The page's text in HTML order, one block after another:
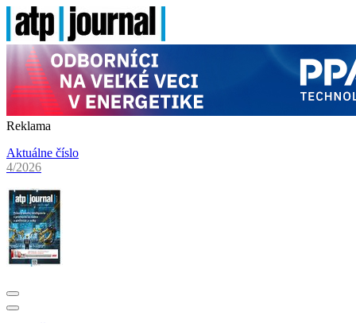
Reklama
Aktuálne číslo
4/2026